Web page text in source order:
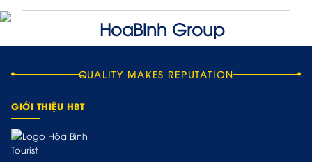
QUALITY MAKES REPUTATION
GIỚI THIỆU HBT